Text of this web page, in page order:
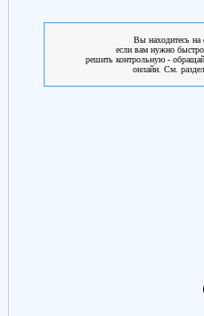
Вы находитесь на
если вам нужно
решить контрольную -
онлайн. См.